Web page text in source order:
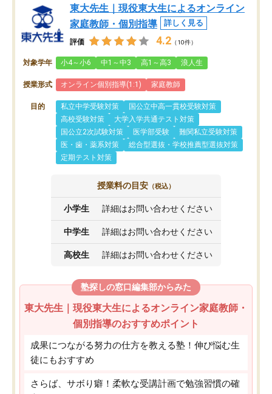
東大先生｜現役東大生によるオンライン
家庭教師・個別指導
詳しく見る
評価 4.2 （10件）
対象学年 小4～小6 中1～中3 高1～高3 浪人生
授業形式 オンライン個別指導(1:1) 家庭教師
目的 私立中学受験対策
国公立中高一貫校受験対策
高校受験対策
大学入学共通テスト対策
国公立2次試験対策
医学部受験
難関私立受験対策
医・歯・薬系対策
総合型選抜・学校推薦型選抜対策
定期テスト対策
授業料の目安 （税込）
小学生 詳細はお問い合わせください
中学生 詳細はお問い合わせください
高校生 詳細はお問い合わせください
塾探しの窓口編集部からみた
東大先生｜現役東大生によるオンライン家庭教師・
個別指導のおすすめポイント
成果につながる努力の仕方を教える塾！伸び悩む生
徒にもおすすめ
さらば、サボり癖！柔軟な受講計画で勉強習慣の確